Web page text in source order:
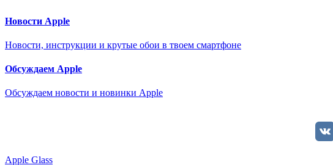
Новости Apple
Новости, инструкции и крутые обои в твоем смартфоне
Обсуждаем Apple
Обсуждаем новости и новинки Apple
Apple Glass